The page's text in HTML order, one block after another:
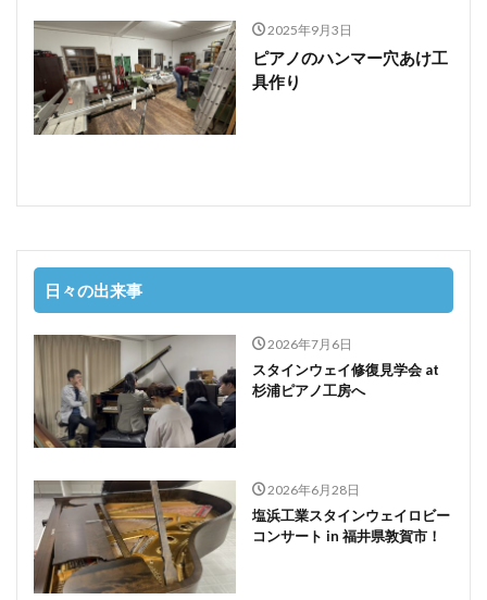
2025年9月3日
ピアノのハンマー穴あけ工
具作り
日々の出来事
2026年7月6日
スタインウェイ修復見学会 at
杉浦ピアノ工房へ
2026年6月28日
塩浜工業スタインウェイロビー
コンサート in 福井県敦賀市！